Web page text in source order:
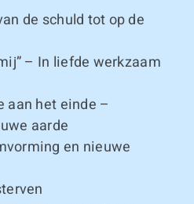
de schuld tot op de
– In liefde werkzaam
aan het einde –
aarde
en nieuwe